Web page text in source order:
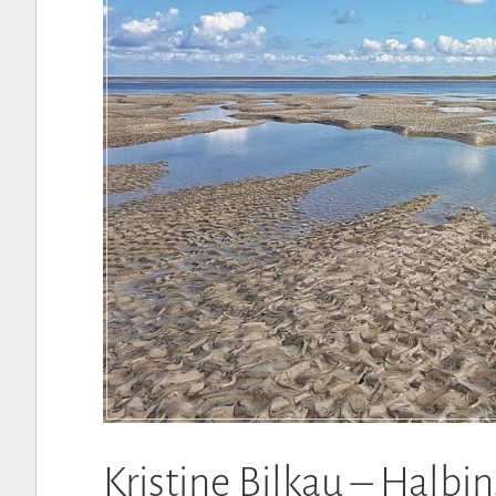
Kristine Bilkau –